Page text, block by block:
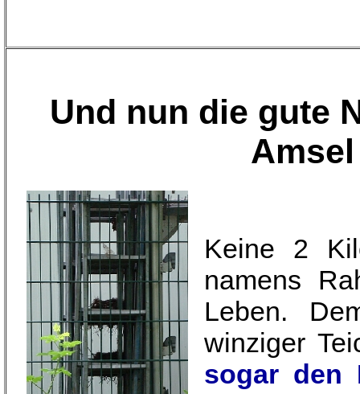
Und nun die gute
Keine 2
namens
Leben.
winziger
sogar den